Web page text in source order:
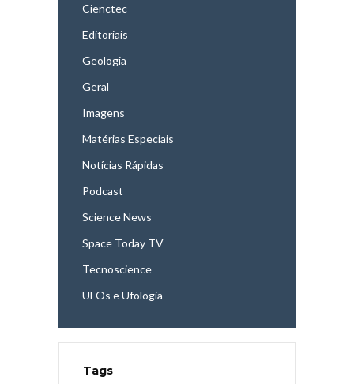
Cienctec
Editoriais
Geologia
Geral
Imagens
Matérias Especiais
Notícias Rápidas
Podcast
Science News
Space Today TV
Tecnoscience
UFOs e Ufologia
Tags